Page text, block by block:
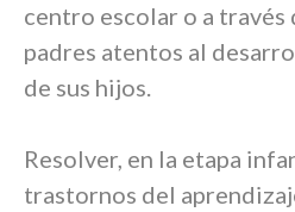
centro escolar o a través
padres atentos al
de sus hijos.
Resolver, en la etapa
trastornos del